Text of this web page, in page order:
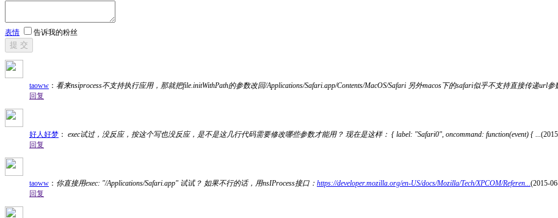
表情 告诉我的粉丝
提 交
taoww ： 看来nsiprocess不支持执行应用，那就把file.initWithPath的参数改回/Applications/Safari.app/Contents/MacOS/Safari 另外macos下的safari似乎不支持直接传递url参
回复
好人好梦 ： exec试过，没反应，按这个写也没反应，是不是这几行代码需要修改哪些参数才能用？ 现在是这样： { label: "Safari0", oncommand: function(event) { ...
回复
taoww ： 你直接用exec: "/Applications/Safari.app" 试试？ 如果不行的话，用nsIProcess接口： https://developer.mozilla.org/en-US/docs/Mozilla/Tech/XPCOM/Referen...(2015-
回复